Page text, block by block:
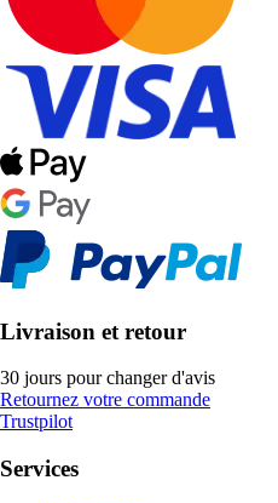
Livraison et retour
30 jours pour changer d'avis
Retournez votre commande
Trustpilot
Services